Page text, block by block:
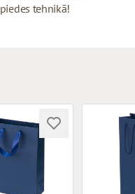
tehnikā!